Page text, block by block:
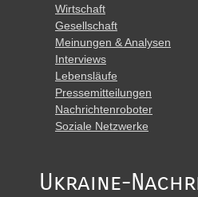
Wirtschaft
Gesellschaft
Meinungen & Analysen
Interviews
Lebensläufe
Pressemitteilungen
Nachrichtenroboter
Soziale Netzwerke
Ukraine-